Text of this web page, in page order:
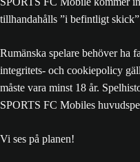
tillhandahålls ”i befintligt
Rumänska spelare behöver ha
integritets- och cookiepolicy
måste vara minst 18 år.
SPORTS FC Mobiles
Vi ses på planen!